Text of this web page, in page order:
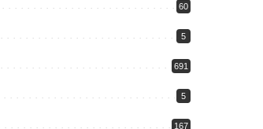
60
5
691
5
167